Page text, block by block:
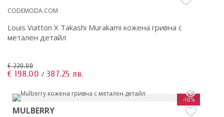
CODEMODA.COM
Louis Vuitton X Takashi Murakami кожена гривна с
метален детайл
€ 220.00
€ 198.00 / 387.25 лв.
-10%
MULBERRY